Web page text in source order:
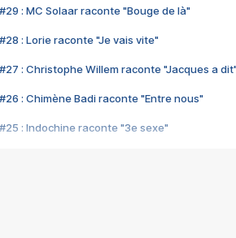
#29 : MC Solaar raconte "Bouge de là"
#28 : Lorie raconte "Je vais vite"
#27 : Christophe Willem raconte "Jacques a dit"
#26 : Chimène Badi raconte "Entre nous"
#25 : Indochine raconte "3e sexe"